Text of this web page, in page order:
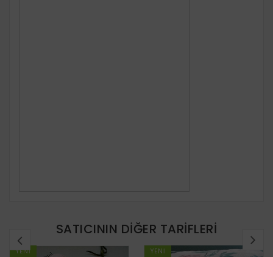
SATICININ DIĞER TARIFLERI
YENI YENI